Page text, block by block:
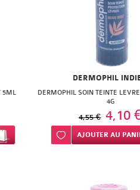
5ML
DERMOPHIL
DERMOPHIL SOIN TEINTE
4G
4,55 € 4,10
Ajouter à ma liste d’envie
AJOUTERAU